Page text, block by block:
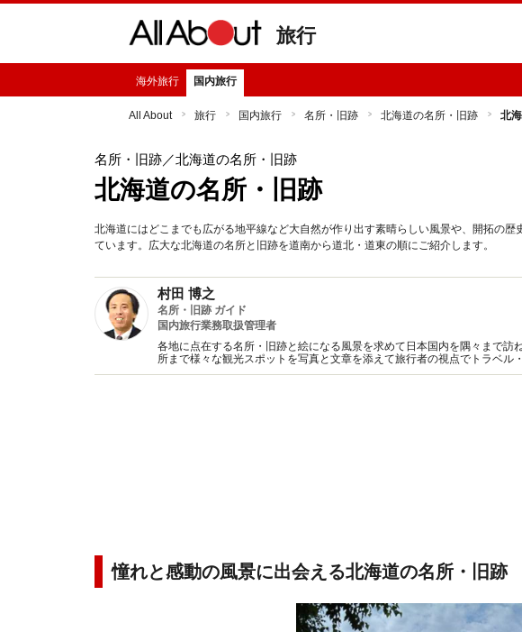
旅行
海外旅行 国内旅行
All About 旅行 国内旅行 名所・旧跡 北海道の名所・旧跡 北
名所・旧跡／北海道の名所・旧跡
北海道の名所・旧跡
北海道にはどこまでも広がる地平線など大自然が作り出す素晴らしい風景や、開拓の
ています。広大な北海道の名所と旧跡を道南から道北・道東の順にご紹介します。
村田 博之
名所・旧跡 ガイド
国内旅行業務取扱管理者
各地に点在する名所・旧跡と絵になる風景を求めて日本国内を隅々まで訪
所まで様々な観光スポットを写真と文章を添えて旅行者の視点でトラベル
イドブック、新聞、テレビ、ラジオに随時情報を提供中。 国内旅行業務取
憧れと感動の風景に出会える北海道の名所・旧跡